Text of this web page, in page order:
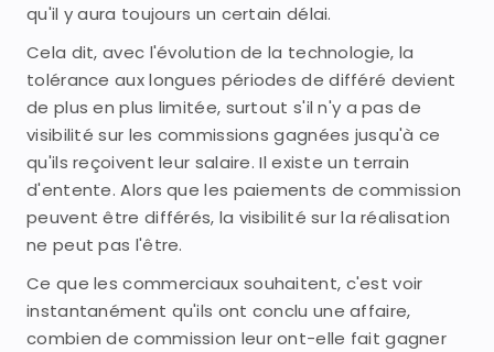
qu'il y aura toujours un certain délai.
Cela dit, avec l'évolution de la technologie, la
tolérance aux longues périodes de différé devient
de plus en plus limitée, surtout s'il n'y a pas de
visibilité sur les commissions gagnées jusqu'à ce
qu'ils reçoivent leur salaire. Il existe un terrain
d'entente. Alors que les paiements de commission
peuvent être différés, la visibilité sur la réalisation
ne peut pas l'être.
Ce que les commerciaux souhaitent, c'est voir
instantanément qu'ils ont conclu une affaire,
combien de commission leur ont-elle fait gagner